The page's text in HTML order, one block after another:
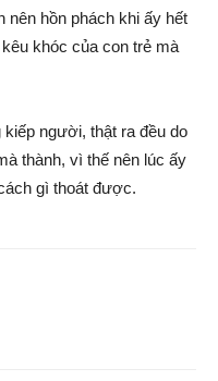
hồn phách khi ấy hết
khóc của con trẻ mà
người, thật ra đều do
thành, vì thế nên lúc ấy
gì thoát được.